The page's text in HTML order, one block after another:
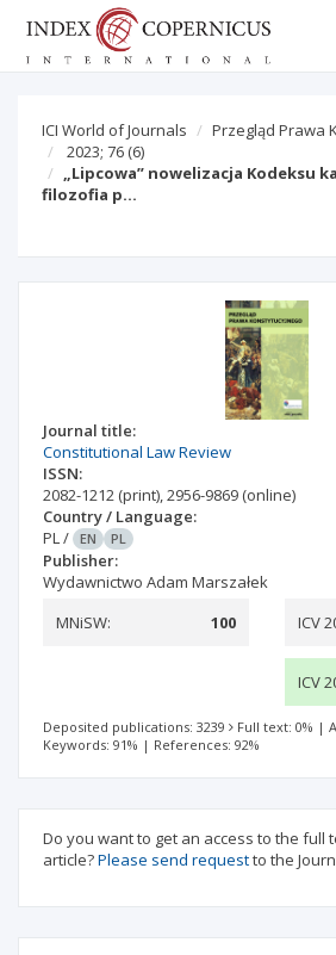
ICI World of Journals
Przegląd Prawa
2023; 76 (6)
„Lipcowa” nowelizacja Kodeksu
filozofia p…
Journal title:
Constitutional Law Review
ISSN:
2082-1212 (print),2956-9869 (online)
Country / Language:
PL/ EN PL
Publisher:
Wydawnictwo Adam Marszałek
MNiSW:
100 ICV
ICV
Deposited publications: 3239 Full text: 0% |
Keywords: 91% | References: 92%
Do you want to get an access to the full
article?Please send requestto the